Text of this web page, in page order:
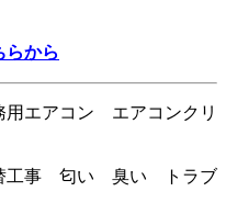
らから
エアコン エアコンクリ
工事 匂い 臭い トラブ